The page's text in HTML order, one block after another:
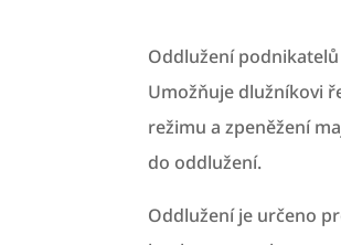
Oddlužení
Umožňuje dlužníkovi
režimu a zpeněžení
do oddlužení.
Oddlužení je určeno